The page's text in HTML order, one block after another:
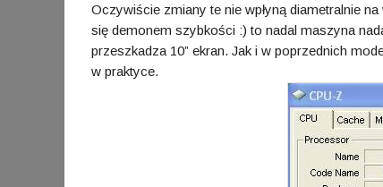
Oczywiście zmiany te nie wpłyną diametralnie
się demonem szybkości :) to nadal maszyna
przeszkadza 10” ekran. Jak i w poprzednich
w praktyce.